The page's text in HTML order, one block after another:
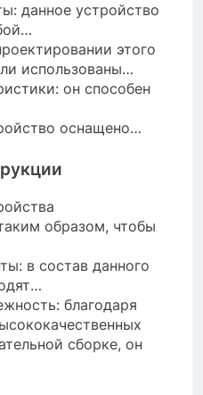
данное устройство
этого
использованы…
он способен
оснащено…
образом, чтобы
в состав данного
благодаря
сборке, он